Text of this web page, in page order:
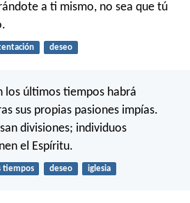
a ti mismo, no sea que tú
deseo
los últimos tiempos habrá
sus propias pasiones impías.
divisiones; individuos
el Espíritu.
tiempos deseo iglesia